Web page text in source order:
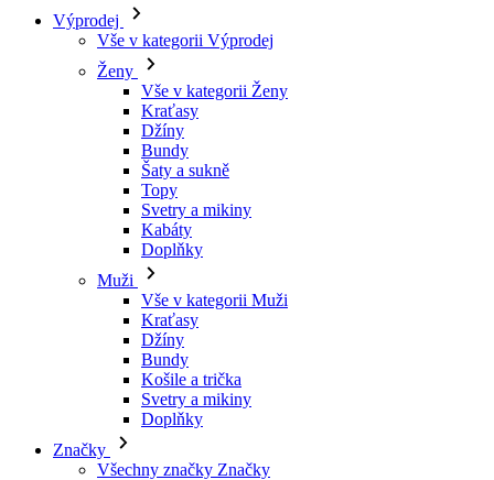
Výprodej
Vše v kategorii Výprodej
Ženy
Vše v kategorii Ženy
Kraťasy
Džíny
Bundy
Šaty a sukně
Topy
Svetry a mikiny
Kabáty
Doplňky
Muži
Vše v kategorii Muži
Kraťasy
Džíny
Bundy
Košile a trička
Svetry a mikiny
Doplňky
Značky
Všechny značky Značky